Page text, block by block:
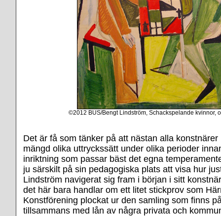
©2012 BUS/Bengt Lindström, Schackspelande kvinnor,
Det är få som tänker på att nästan alla
mängd olika uttryckssätt under olika perioder
inriktning som passar bäst det egna
ju särskilt på sin pedagogiska plats att visa hur
Lindström navigerat sig fram i början i sitt
det här bara handlar om ett litet stickprov som
Konstförening plockat ur den samling som finns
tillsammans med lån av några privata och